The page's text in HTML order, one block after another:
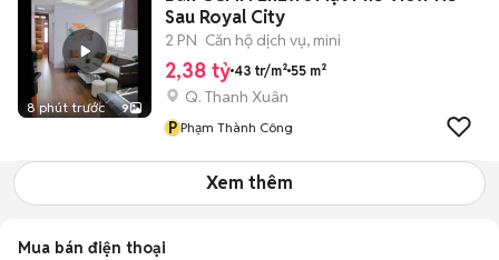
8 phút trước 9
Sau Royal City
2 PN Căn hộ dịch vụ, mini
2,38 tỷ 43 tr/m² 55 m²
Q. Thanh Xuân
P Phạm Thành Công
Xem thêm
Mua bán điện thoại